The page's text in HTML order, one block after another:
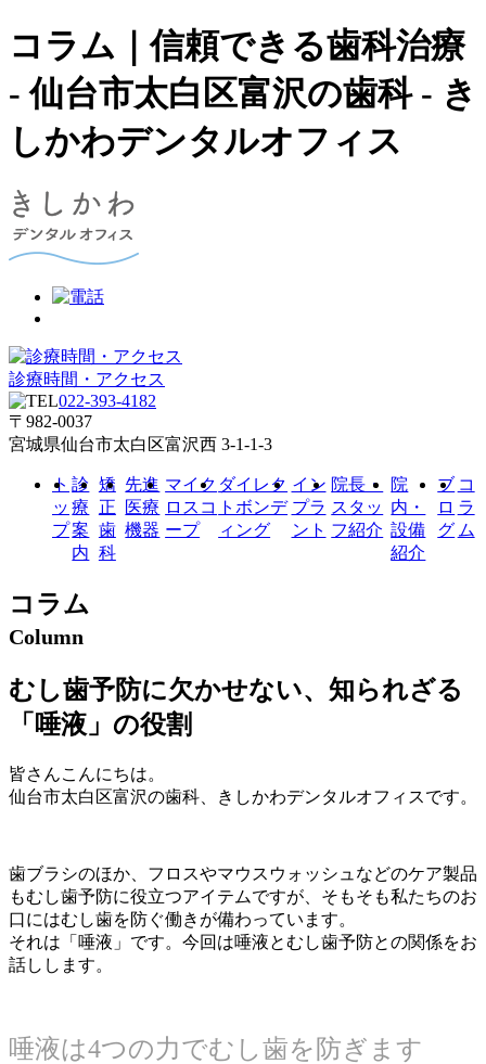
コラム｜信頼できる歯科治療
- 仙台市太白区富沢の歯科 - き
しかわデンタルオフィス
診療時間・アクセス
022-393-4182
〒982-0037
宮城県仙台市太白区富沢西 3-1-1-3
ト
ッ
プ
診
療
案
内
矯
正
歯
科
先進
医療
機器
マイク
ロスコ
ープ
ダイレク
トボンデ
ィング
イン
プラ
ント
院長・
スタッ
フ紹介
院
内・
設備
紹介
ブ
ロ
グ
コ
ラ
ム
コラム
Column
むし歯予防に欠かせない、知られざる
「唾液」の役割
皆さんこんにちは。
仙台市太白区富沢の歯科、きしかわデンタルオフィスです。
歯ブラシのほか、フロスやマウスウォッシュなどのケア製品
もむし歯予防に役立つアイテムですが、そもそも私たちのお
口にはむし歯を防ぐ働きが備わっています。
それは「唾液」です。今回は唾液とむし歯予防との関係をお
話しします。
唾液は4つの力でむし歯を防ぎます